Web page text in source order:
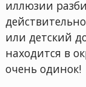
иллюзии
или детский
находится в
очень одинок!